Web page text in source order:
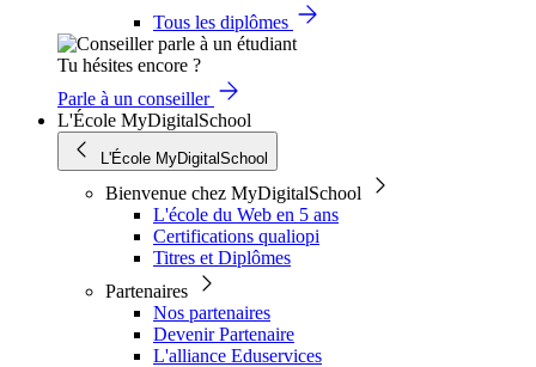
Tous les diplômes
Tu hésites encore ?
Parle à un conseiller
L'École MyDigitalSchool
L'École MyDigitalSchool
Bienvenue chez MyDigitalSchool
L'école du Web en 5 ans
Certifications qualiopi
Titres et Diplômes
Partenaires
Nos partenaires
Devenir Partenaire
L'alliance Eduservices